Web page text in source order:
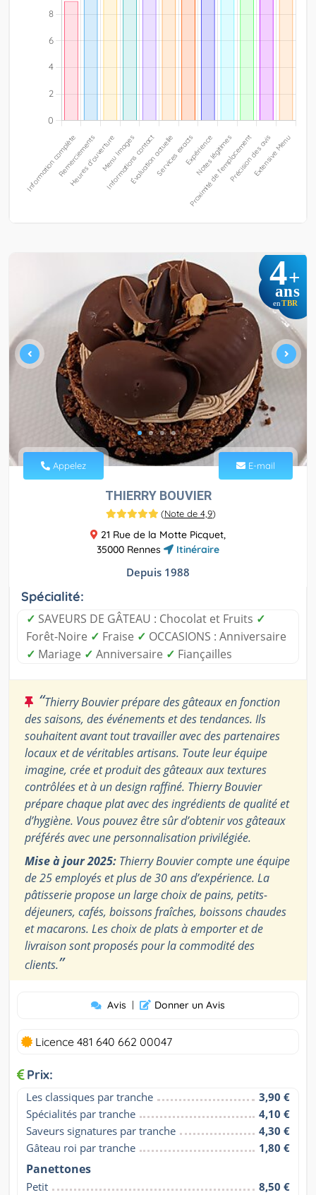
4+
ans
en TBR
Appelez E-mail
THIERRY BOUVIER
(Note de 4,9)
21 Rue de la Motte Picquet,
35000 Rennes
Itinéraire
Depuis 1988
Spécialité:
✓ SAVEURS DE GÂTEAU : Chocolat et Fruits ✓
Forêt-Noire ✓ Fraise ✓ OCCASIONS : Anniversaire
✓ Mariage ✓ Anniversaire ✓ Fiançailles
“Thierry Bouvier prépare des gâteaux en fonction
des saisons, des événements et des tendances. Ils
souhaitent avant tout travailler avec des partenaires
locaux et de véritables artisans. Toute leur équipe
imagine, crée et produit des gâteaux aux textures
contrôlées et à un design raffiné. Thierry Bouvier
prépare chaque plat avec des ingrédients de qualité et
d’hygiène. Vous pouvez être sûr d’obtenir vos gâteaux
préférés avec une personnalisation privilégiée.
Mise à jour 2025: Thierry Bouvier compte une équipe
de 25 employés et plus de 30 ans d’expérience. La
pâtisserie propose un large choix de pains, petits-
déjeuners, cafés, boissons fraîches, boissons chaudes
et macarons. Les choix de plats à emporter et de
livraison sont proposés pour la commodité des
clients.”
Avis | Donner un Avis
Licence 481 640 662 00047
Prix:
Les classiques par tranche
3,90 €
Spécialités par tranche
4,10 €
Saveurs signatures par tranche
4,30 €
Gâteau roi par tranche
1,80 €
Panettones
Petit
8,50 €